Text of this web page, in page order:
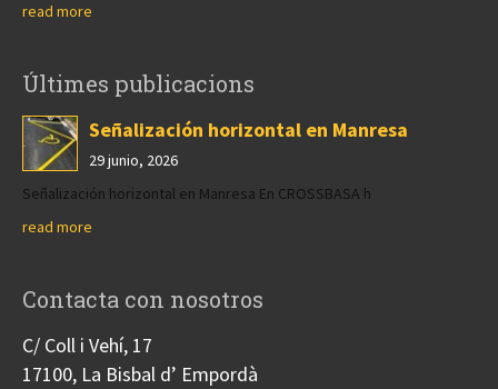
read more
Últimes publicacions
Señalización horizontal en Manresa
29 junio, 2026
Señalización horizontal en Manresa En CROSSBASA h
read more
Contacta con nosotros
C/ Coll i Vehí, 17
17100, La Bisbal d’ Empordà